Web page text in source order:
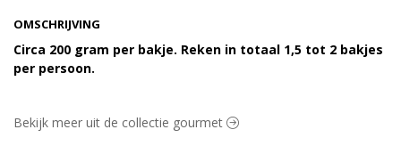
OMSCHRIJVING
Circa 200 gram per bakje. Reken in totaal 1,5 tot 2 bakjes
per persoon.
Bekijk meer uit de collectie gourmet